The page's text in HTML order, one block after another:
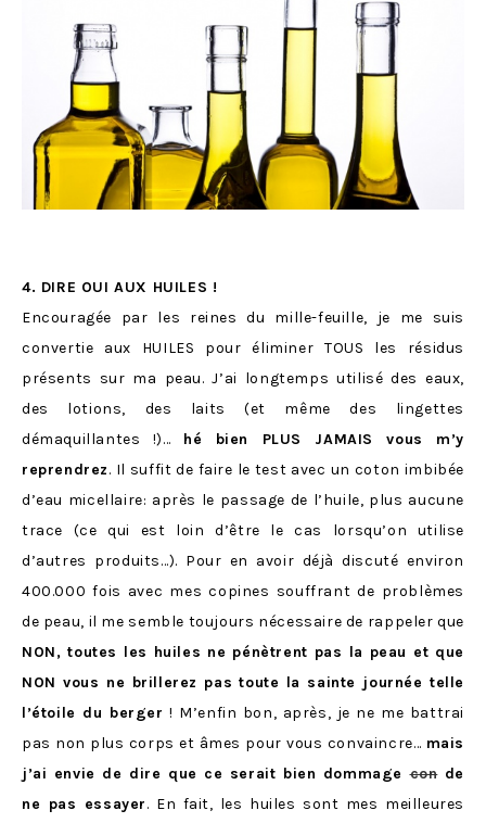
4. DIRE OUI AUX HUILES !
Encouragée par les reines du mille-feuille, je me suis
convertie aux HUILES pour éliminer TOUS les résidus
présents sur ma peau. J’ai longtemps utilisé des eaux,
des lotions, des laits (et même des lingettes
démaquillantes !)… hé bien PLUS JAMAIS vous m’y
reprendrez. Il suffit de faire le test avec un coton imbibée
d’eau micellaire: après le passage de l’huile, plus aucune
trace (ce qui est loin d’être le cas lorsqu’on utilise
d’autres produits…). Pour en avoir déjà discuté environ
400.000 fois avec mes copines souffrant de problèmes
de peau, il me semble toujours nécessaire de rappeler que
NON, toutes les huiles ne pénètrent pas la peau et que
NON vous ne brillerez pas toute la sainte journée telle
l’étoile du berger ! M’enfin bon, après, je ne me battrai
pas non plus corps et âmes pour vous convaincre… mais
j’ai envie de dire que ce serait bien dommageconde
ne pas essayer. En fait, les huiles sont mes meilleures